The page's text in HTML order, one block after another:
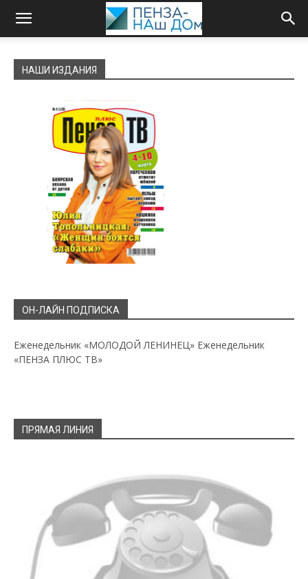
НАШИ ИЗДАНИЯ
ОН-ЛАЙН ПОДПИСКА
Еженедельник «МОЛОДОЙ ЛЕНИНЕЦ» Еженедельник
«ПЕНЗА ПЛЮС ТВ»
ПРЯМАЯ ЛИНИЯ